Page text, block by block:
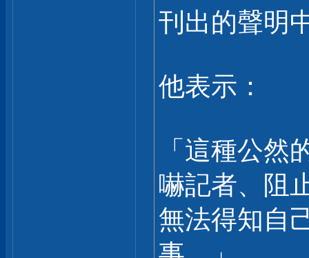
刊出的聲明
他表示：
「這種公然
嚇記者、阻
無法得知自